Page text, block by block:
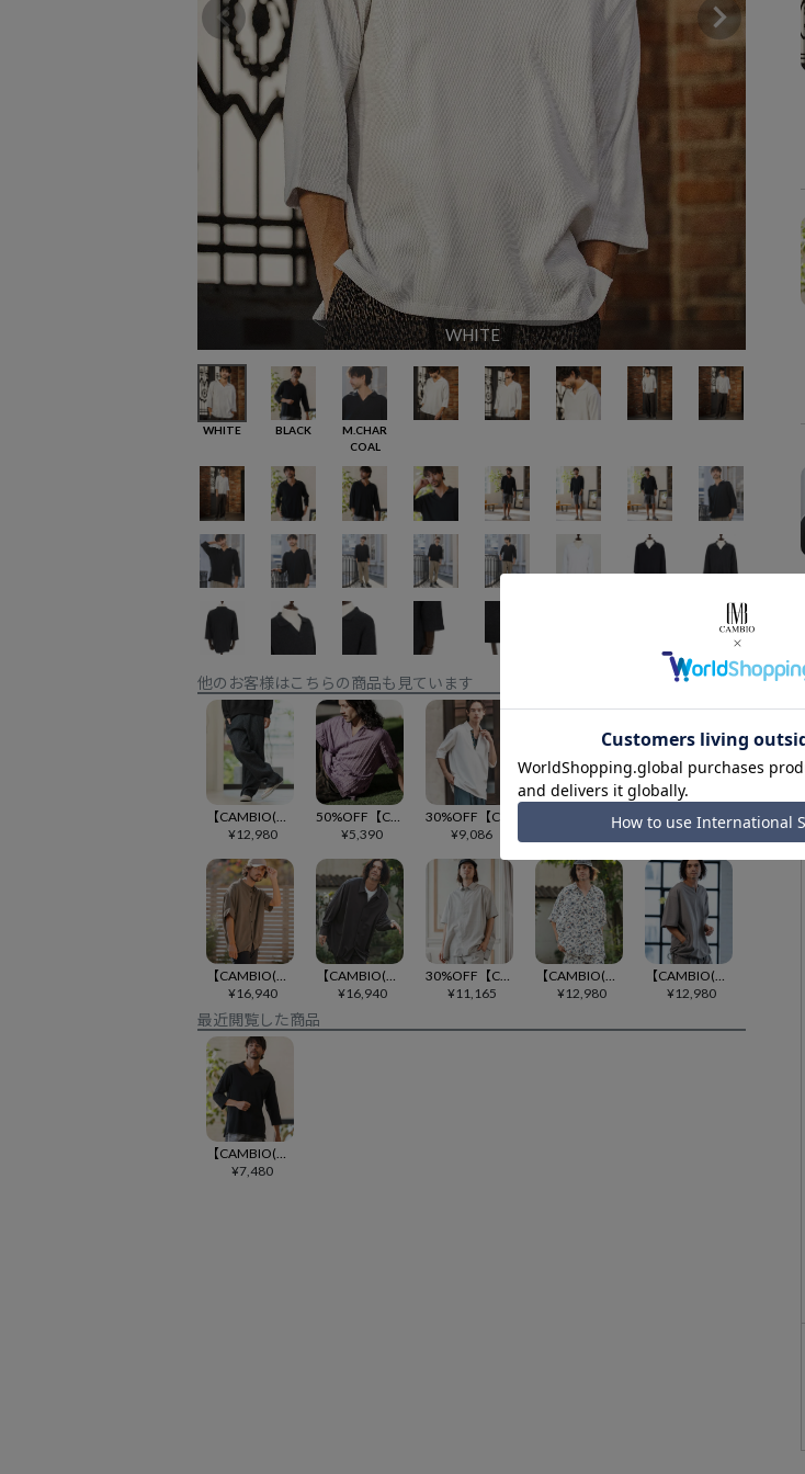
WHITE
WHITE BLACK
M.CHAR
COAL
他のお客様はこちらの商品も見ています
¥12,980
¥5,390
¥9,086
30%OFF【CAMBIO(カンビオ)】KANOKO Skipper Polo Shirts ポロシャツ(S67026cmb)
【CAMBIO(カンビオ)】 Band Skipper Collar Short Sleeve Pullover バンドスキッパーカラー半袖シャツ(S69926cmb)
¥16,940
¥16,940
¥11,165
¥12,980
¥12,980
最近閲覧した商品
¥7,480